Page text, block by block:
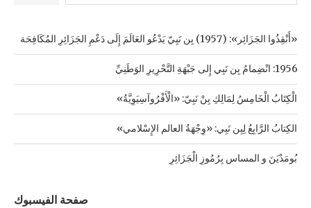
«أَنْقِذُوا الجَزَائِر»: (1957) بِن نَبِيّ يَدْعُو العَالَمَ إِلَى دَعْمِ الجَزَائِرِ المُكَافِحَة
1956: انْضِمامُ بِن نَبِي إِلى جَبْهَةِ التَّحْرِيرِ الوَطَنِيِّ
الْكِتَابُ الْخَامِسُ لِمَالِكِ بِنْ نَبِيّ: «الْأَفْرُوآسِيَوِيَّةُ»
الكِتابُ الرَّابِعُ لِبِن نَبِي: «وِجْهَةُ العالم الإِسْلامي»
بُومَدْيَنَ و المساس بِرُمُوزِ الْجَزَائِرِ
صفحة الفيسبوك